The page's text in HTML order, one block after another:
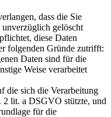
dass die Sie
unverzüglich gelöscht
diese Daten
folgenden Gründe zutrifft:
Daten sind für die
Weise verarbeitet
die sich die Verarbeitung
lit. a DSGVO stützte, und
für die